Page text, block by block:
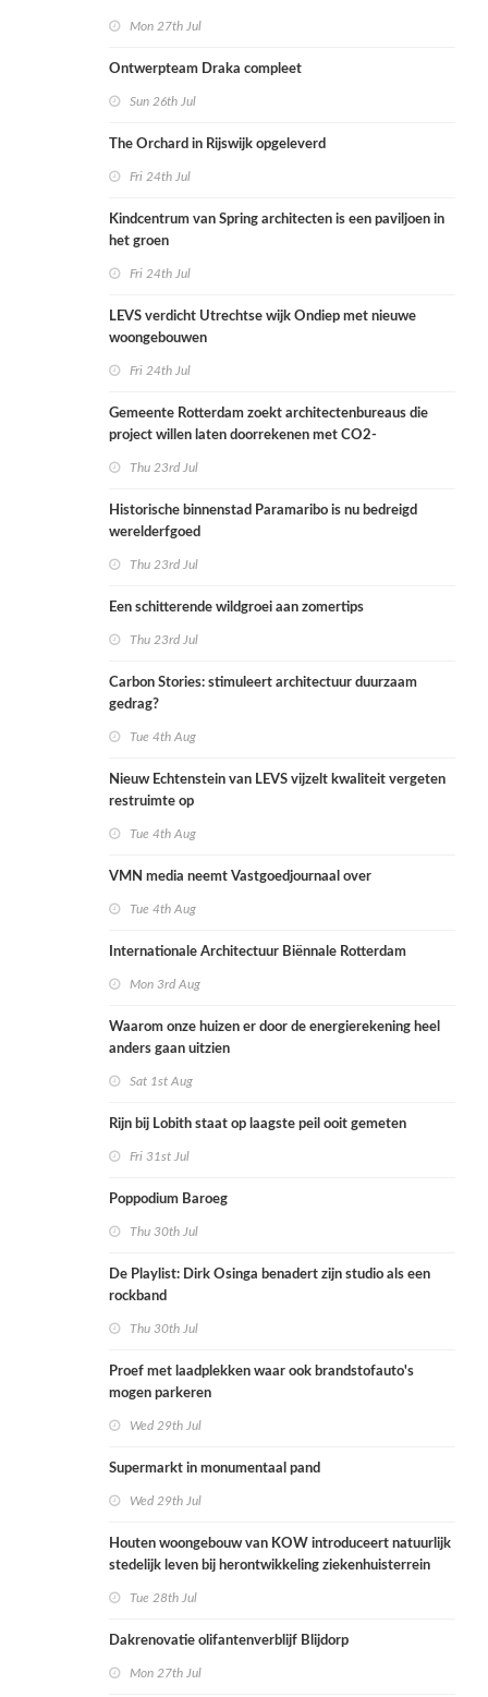
Mon 27th Jul
Ontwerpteam Draka compleet
Sun 26th Jul
The Orchard in Rijswijk opgeleverd
Fri 24th Jul
Kindcentrum van Spring architecten is een paviljoen in
het groen
Fri 24th Jul
LEVS verdicht Utrechtse wijk Ondiep met nieuwe
woongebouwen
Fri 24th Jul
Gemeente Rotterdam zoekt architectenbureaus die
project willen laten doorrekenen met CO2-
Thu 23rd Jul
Historische binnenstad Paramaribo is nu bedreigd
werelderfgoed
Thu 23rd Jul
Een schitterende wildgroei aan zomertips
Thu 23rd Jul
Carbon Stories: stimuleert architectuur duurzaam
gedrag?
Tue 4th Aug
Nieuw Echtenstein van LEVS vijzelt kwaliteit vergeten
restruimte op
Tue 4th Aug
VMN media neemt Vastgoedjournaal over
Tue 4th Aug
Internationale Architectuur Biënnale Rotterdam
Mon 3rd Aug
Waarom onze huizen er door de energierekening heel
anders gaan uitzien
Sat 1st Aug
Rijn bij Lobith staat op laagste peil ooit gemeten
Fri 31st Jul
Poppodium Baroeg
Thu 30th Jul
De Playlist: Dirk Osinga benadert zijn studio als een
rockband
Thu 30th Jul
Proef met laadplekken waar ook brandstofauto's
mogen parkeren
Wed 29th Jul
Supermarkt in monumentaal pand
Wed 29th Jul
Houten woongebouw van KOW introduceert natuurlijk
stedelijk leven bij herontwikkeling ziekenhuisterrein
Tue 28th Jul
Dakrenovatie olifantenverblijf Blijdorp
Mon 27th Jul